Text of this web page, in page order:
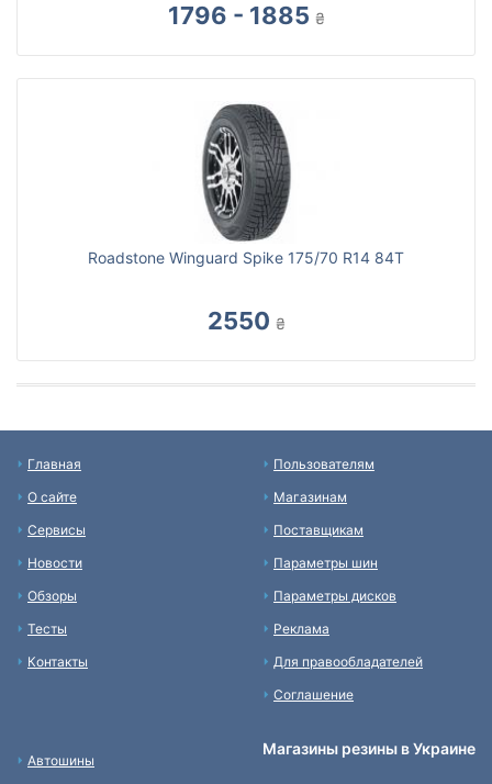
1796 - 1885 ₴
Roadstone Winguard Spike 175/70 R14 84T
2550 ₴
Главная
О сайте
Сервисы
Новости
Обзоры
Тесты
Контакты
Пользователям
Магазинам
Поставщикам
Параметры шин
Параметры дисков
Реклама
Для правообладателей
Соглашение
Автошины
Магазины резины в Украине